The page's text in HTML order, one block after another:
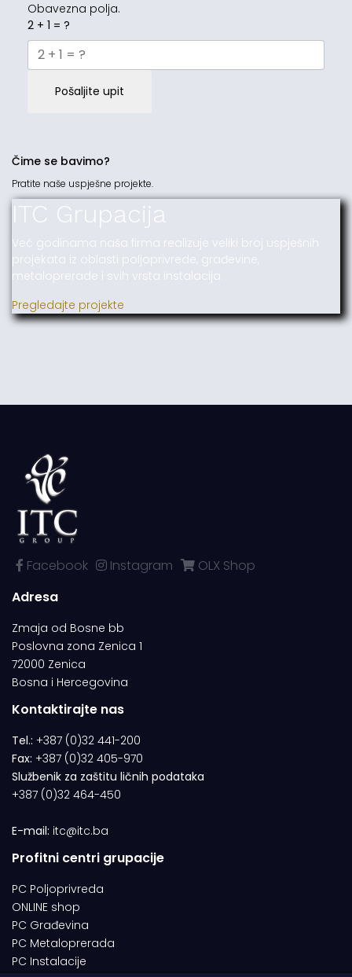
Obavezna polja.
2 + 1 = ?
Pošaljite upit
Čime se bavimo?
Pratite naše uspješne projekte.
ITC Grupacija
Već godinama naša firma realizuje veliki broj uspješnih
projekata iz oblasti poljoprivrede, građevine,
metaloprerade i svih vrsta instalacija.
Pregledajte projekte
Facebook Instagram
OLX Shop
Adresa
Zmaja od Bosne bb
Poslovna zona Zenica 1
72000 Zenica
Bosna i Hercegovina
Kontaktirajte nas
Tel.: +387 (0)32 441-200
Fax: +387 (0)32 405-970
Službenik za zaštitu ličnih podataka
+387 (0)32 464-450
E-mail: itc@itc.ba
Profitni centri grupacije
PC Poljoprivreda
ONLINE shop
PC Građevina
PC Metaloprerada
PC Instalacije